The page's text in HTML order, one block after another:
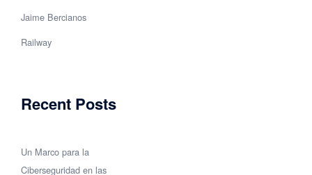
Jaime Bercianos
Railway
Recent Posts
Un Marco para la
Ciberseguridad en las